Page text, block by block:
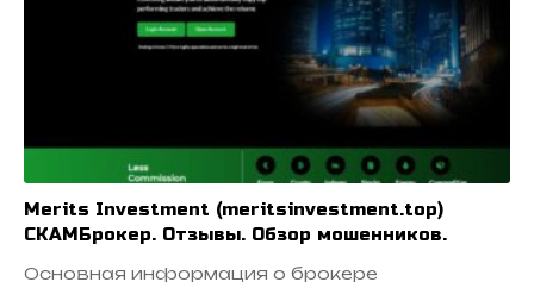
Merits Investment (meritsinvestment.top)
СКАМБрокер. Отзывы. Обзор мошенников.
Основная информация о брокере